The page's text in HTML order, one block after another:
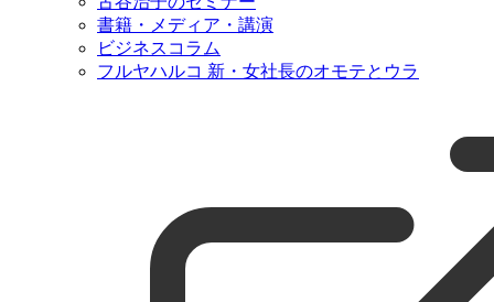
書籍・メディア・講演
ビジネスコラム
フルヤハルコ 新・女社長のオモテとウラ